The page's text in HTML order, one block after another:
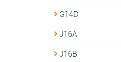
G14D
J16A
J16B